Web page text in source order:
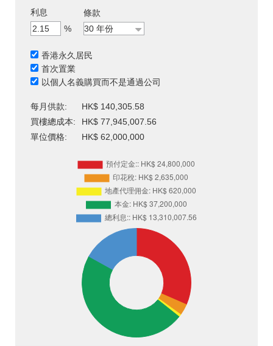
利息
%
條款
香港永久居民
首次置業
以個人名義購買而不是通過公司
每月供款:
HK$ 140,305.58
買樓總成本:
HK$ 77,945,007.56
單位價格:
HK$ 62,000,000